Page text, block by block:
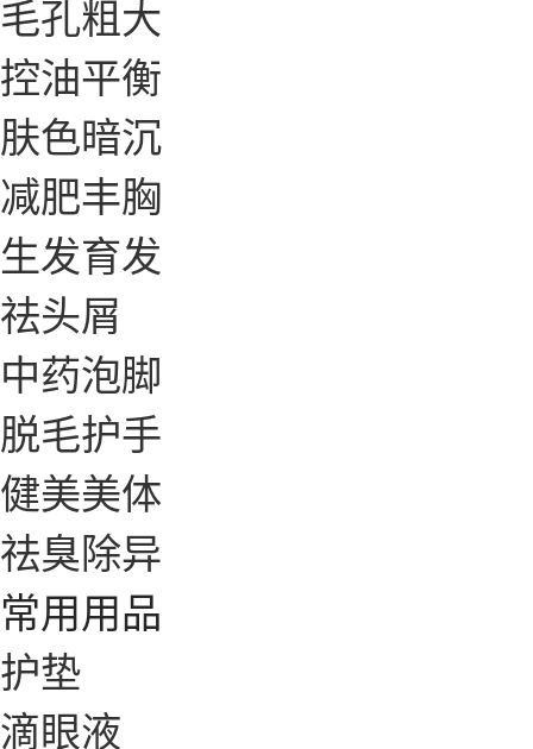
毛孔粗大
控油平衡
肤色暗沉
减肥丰胸
生发育发
祛头屑
中药泡脚
脱毛护手
健美美体
祛臭除异
常用用品
护垫
滴眼液